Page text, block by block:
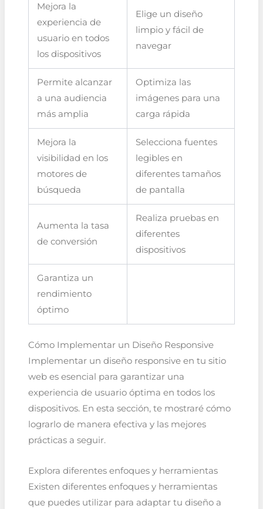
Mejora la
experiencia de
usuario en todos
los dispositivos
Elige un diseño
limpio y fácil de
navegar
Permite alcanzar
a una audiencia
más amplia
Optimiza las
imágenes para una
carga rápida
Mejora la
visibilidad en los
motores de
búsqueda
Selecciona fuentes
legibles en
diferentes tamaños
de pantalla
Aumenta la tasa
de conversión
Realiza pruebas en
diferentes
dispositivos
Garantiza un
rendimiento
óptimo
Cómo Implementar un Diseño Responsive
Implementar un diseño responsive en tu sitio
web es esencial para garantizar una
experiencia de usuario óptima en todos los
dispositivos. En esta sección, te mostraré cómo
lograrlo de manera efectiva y las mejores
prácticas a seguir.
Explora diferentes enfoques y herramientas
Existen diferentes enfoques y herramientas
que puedes utilizar para adaptar tu diseño a